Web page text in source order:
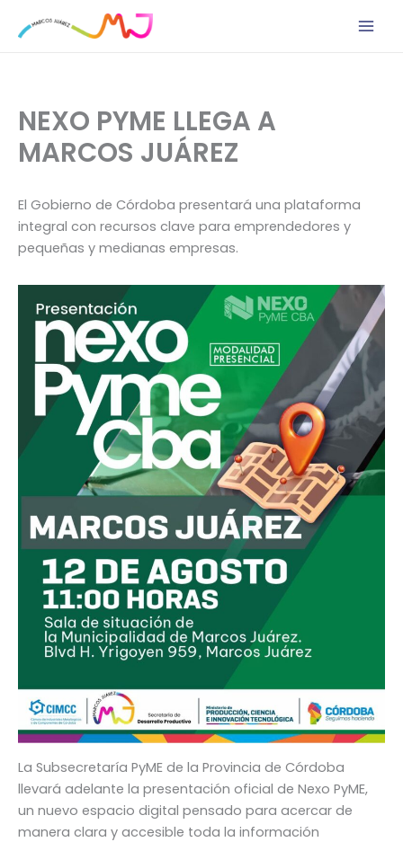
NEXO PYME LLEGA A
MARCOS JUÁREZ
El Gobierno de Córdoba presentará una plataforma
integral con recursos clave para emprendedores y
pequeñas y medianas empresas.
La Subsecretaría PyME de la Provincia de Córdoba
llevará adelante la presentación oficial de Nexo PyME,
un nuevo espacio digital pensado para acercar de
manera clara y accesible toda la información